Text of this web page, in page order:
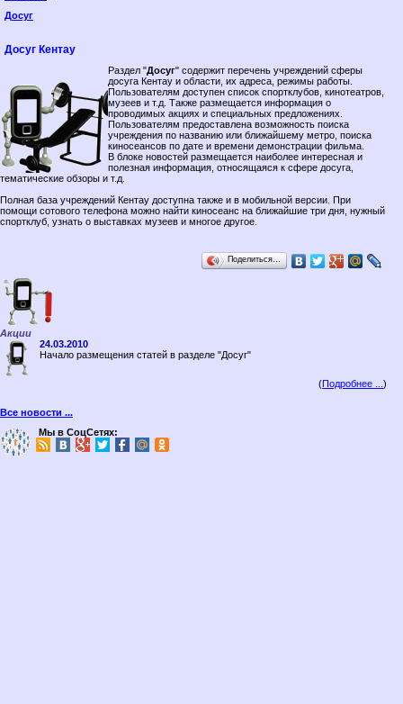
Досуг
Досуг Кентау
Раздел "Досуг" содержит перечень учреждений сферы
досуга Кентау и области, их адреса, режимы работы.
Пользователям доступен список спортклубов, кинотеатров,
музеев и т.д. Также размещается информация о
проводимых акциях и специальных предложениях.
Пользователям предоставлена возможность поиска
учреждения по названию или ближайшему метро, поиска
киносеансов по дате и времени демонстрации фильма.
В блоке новостей размещается наиболее интересная и
полезная информация, относящаяся к сфере досуга,
тематические обзоры и т.д.
Полная база учреждений Кентау доступна также и в мобильной версии. При
помощи сотового телефона можно найти киносеанс на ближайшие три дня, нужный
спортклуб, узнать о выставках музеев и многое другое.
Поделиться…
Акции
24.03.2010
Начало размещения статей в разделе "Досуг"
(Подробнее ...)
Все новости ...
Мы в СоцСетях: